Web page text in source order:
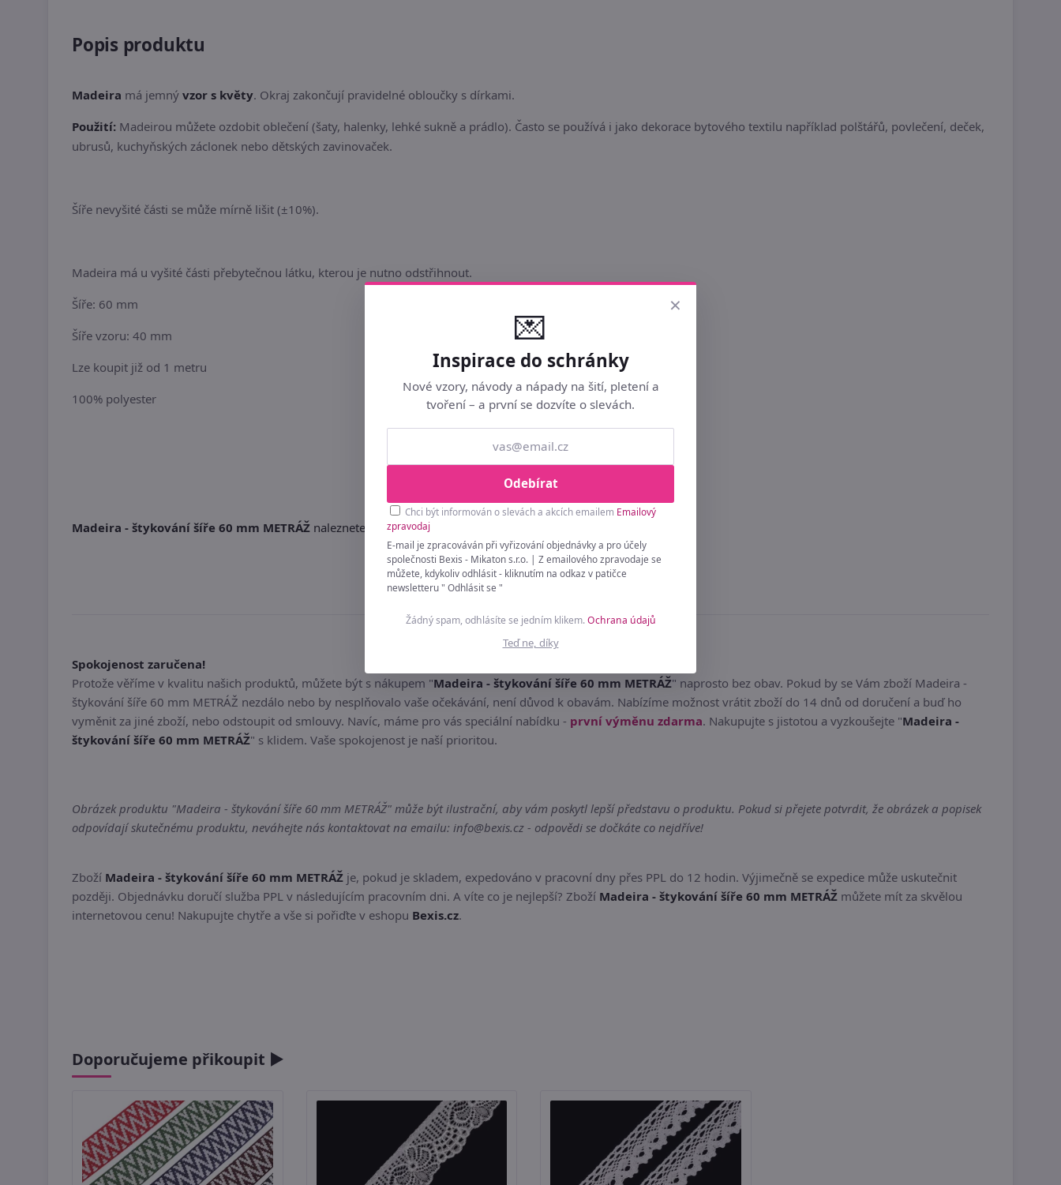
Popis produktu
Madeira má jemný vzor s květy. Okraj zakončují pravidelné obloučky s dírkami.
Použití: Madeirou můžete ozdobit oblečení (šaty, halenky, lehké sukně a prádlo). Často se používá i jako dekorace bytového textilu například polštářů, povlečení, deček,
ubrusů, kuchyňských záclonek nebo dětských zavinovaček.
Šíře nevyšité části se může mírně lišit (±10%).
Madeira má u vyšité části přebytečnou látku, kterou je nutno odstřihnout.
Šíře: 60 mm
Šíře vzoru: 40 mm
Lze koupit již od 1 metru
100% polyester
Madeira - štykování šíře 60 mm METRÁŽ naleznete v kategorii:
Spokojenost zaručena!
Protože věříme v kvalitu našich produktů, můžete být s nákupem "Madeira - štykování šíře 60 mm METRÁŽ" naprosto bez obav. Pokud by se Vám zboží Madeira -
štykování šíře 60 mm METRÁŽ nezdálo nebo by nesplňovalo vaše očekávání, není důvod k obavám. Nabízíme možnost vrátit zboží do 14 dnů od doručení a buď ho
vyměnit za jiné zboží, nebo odstoupit od smlouvy. Navíc, máme pro vás speciální nabídku - první výměnu zdarma. Nakupujte s jistotou a vyzkoušejte "Madeira -
štykování šíře 60 mm METRÁŽ" s klidem. Vaše spokojenost je naší prioritou.
Obrázek produktu "Madeira - štykování šíře 60 mm METRÁŽ" může být ilustrační, aby vám poskytl lepší představu o produktu. Pokud si přejete potvrdit, že obrázek a popisek
odpovídají skutečnému produktu, neváhejte nás kontaktovat na emailu: info@bexis.cz - odpovědi se dočkáte co nejdříve!
Zboží Madeira - štykování šíře 60 mm METRÁŽ je, pokud je skladem, expedováno v pracovní dny přes PPL do 12 hodin. Výjimečně se expedice může uskutečnit
později. Objednávku doručí služba PPL v následujícím pracovním dni. A víte co je nejlepší? Zboží Madeira - štykování šíře 60 mm METRÁŽ můžete mít za skvělou
internetovou cenu! Nakupujte chytře a vše si pořiďte v eshopu Bexis.cz.
Doporučujeme přikoupit ►
×
💌
Inspirace do schránky
Nové vzory, návody a nápady na šití, pletení a
tvoření – a první se dozvíte o slevách.
Odebírat
Chci být informován o slevách a akcích emailem Emailový
zpravodaj
E-mail je zpracováván při vyřizování objednávky a pro účely
společnosti Bexis - Mikaton s.r.o. | Z emailového zpravodaje se
můžete, kdykoliv odhlásit - kliknutím na odkaz v patičce
newsletteru " Odhlásit se "
Žádný spam, odhlásíte se jedním klikem.Ochrana údajů
Teď ne, díky